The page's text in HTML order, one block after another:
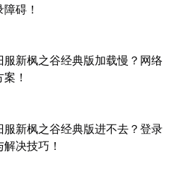
碍！
服新枫之谷经典版加载慢？网络
！
服新枫之谷经典版进不去？登录
决技巧！